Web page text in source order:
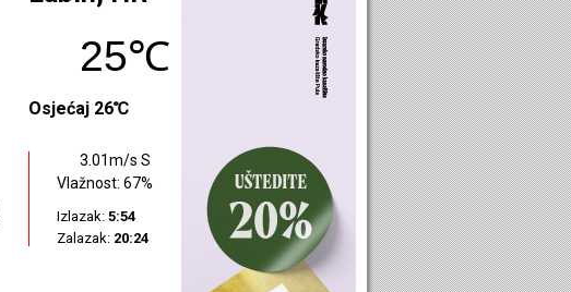
25℃
Osjećaj 24℃
3.22m/s SI
Vlažnost: 48%
Izlazak: 5:55
Zalazak: 20:27